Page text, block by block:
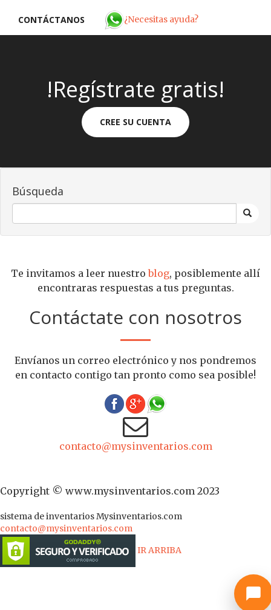
CONTÁCTANOS ¿Necesitas ayuda?
!Regístrate gratis!
CREE SU CUENTA
Búsqueda
Te invitamos a leer nuestroblog, posiblemente allí
encontraras respuestas a tus preguntas.
Contáctate con nosotros
Envíanos un correo electrónico y nos pondremos
en contacto contigo tan pronto como sea posible!
contacto@mysinventarios.com
Copyright © www.mysinventarios.com 2023
sistema de inventariosMysinventarios.com
contacto@mysinventarios.com
IR ARRIBA